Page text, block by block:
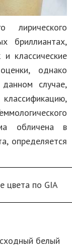
лирического
бриллиантах,
классические
однако
случае,
обличена в
определяется
цвета по GIA
белый